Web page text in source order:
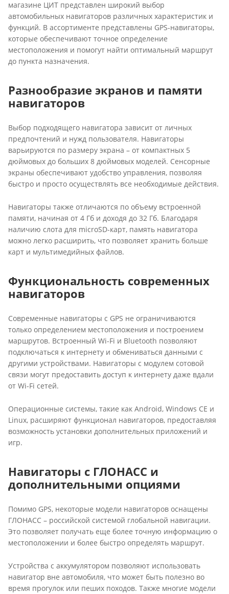
магазине ЦИТ представлен широкий выбор
автомобильных навигаторов различных характеристик и
функций. В ассортименте представлены GPS-навигаторы,
которые обеспечивают точное определение
местоположения и помогут найти оптимальный маршрут
до пункта назначения.
Разнообразие экранов и памяти
навигаторов
Выбор подходящего навигатора зависит от личных
предпочтений и нужд пользователя. Навигаторы
варьируются по размеру экрана – от компактных 5
дюймовых до больших 8 дюймовых моделей. Сенсорные
экраны обеспечивают удобство управления, позволяя
быстро и просто осуществлять все необходимые действия.
Навигаторы также отличаются по объему встроенной
памяти, начиная от 4 Гб и доходя до 32 Гб. Благодаря
наличию слота для microSD-карт, память навигатора
можно легко расширить, что позволяет хранить больше
карт и мультимедийных файлов.
Функциональность современных
навигаторов
Современные навигаторы с GPS не ограничиваются
только определением местоположения и построением
маршрутов. Встроенный Wi-Fi и Bluetooth позволяют
подключаться к интернету и обмениваться данными с
другими устройствами. Навигаторы с модулем сотовой
связи могут предоставить доступ к интернету даже вдали
от Wi-Fi сетей.
Операционные системы, такие как Android, Windows CE и
Linux, расширяют функционал навигаторов, предоставляя
возможность установки дополнительных приложений и
игр.
Навигаторы с ГЛОНАСС и
дополнительными опциями
Помимо GPS, некоторые модели навигаторов оснащены
ГЛОНАСС – российской системой глобальной навигации.
Это позволяет получать еще более точную информацию о
местоположении и более быстро определять маршрут.
Устройства с аккумулятором позволяют использовать
навигатор вне автомобиля, что может быть полезно во
время прогулок или пеших походов. Также многие модели